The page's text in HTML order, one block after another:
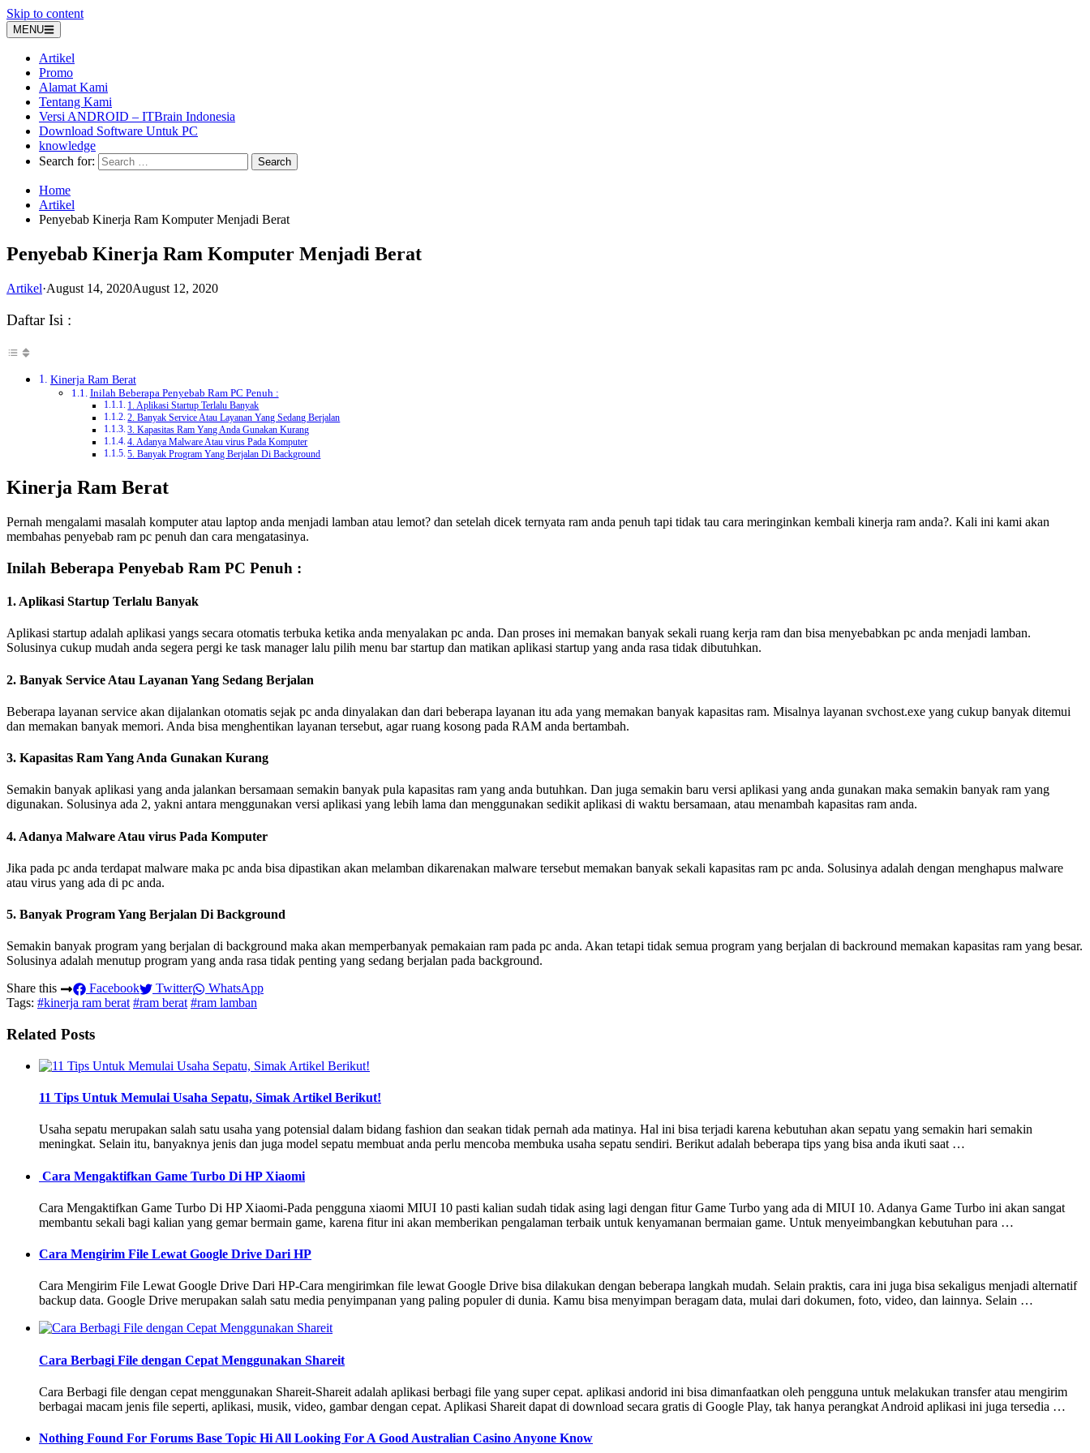
Skip to content
MENU
Artikel
Promo
Alamat Kami
Tentang Kami
Versi ANDROID – ITBrain Indonesia
Download Software Untuk PC
knowledge
Search for:
Home
Artikel
Penyebab Kinerja Ram Komputer Menjadi Berat
Penyebab Kinerja Ram Komputer Menjadi Berat
Artikel·August 14, 2020August 12, 2020
Daftar Isi :
Kinerja Ram Berat
Inilah Beberapa Penyebab Ram PC Penuh :
1. Aplikasi Startup Terlalu Banyak
2. Banyak Service Atau Layanan Yang Sedang Berjalan
3. Kapasitas Ram Yang Anda Gunakan Kurang
4. Adanya Malware Atau virus Pada Komputer
5. Banyak Program Yang Berjalan Di Background
Kinerja Ram Berat
Pernah mengalami masalah komputer atau laptop anda menjadi lamban atau lemot? dan setelah dicek ternyata ram anda penuh tapi tidak tau cara meringinkan kembali kinerja ram anda?. Kali ini kami akan
membahas penyebab ram pc penuh dan cara mengatasinya.
Inilah Beberapa Penyebab Ram PC Penuh :
1. Aplikasi Startup Terlalu Banyak
Aplikasi startup adalah aplikasi yangs secara otomatis terbuka ketika anda menyalakan pc anda. Dan proses ini memakan banyak sekali ruang kerja ram dan bisa menyebabkan pc anda menjadi lamban.
Solusinya cukup mudah anda segera pergi ke task manager lalu pilih menu bar startup dan matikan aplikasi startup yang anda rasa tidak dibutuhkan.
2. Banyak Service Atau Layanan Yang Sedang Berjalan
Beberapa layanan service akan dijalankan otomatis sejak pc anda dinyalakan dan dari beberapa layanan itu ada yang memakan banyak kapasitas ram. Misalnya layanan svchost.exe yang cukup banyak ditemui
dan memakan banyak memori. Anda bisa menghentikan layanan tersebut, agar ruang kosong pada RAM anda bertambah.
3. Kapasitas Ram Yang Anda Gunakan Kurang
Semakin banyak aplikasi yang anda jalankan bersamaan semakin banyak pula kapasitas ram yang anda butuhkan. Dan juga semakin baru versi aplikasi yang anda gunakan maka semakin banyak ram yang
digunakan. Solusinya ada 2, yakni antara menggunakan versi aplikasi yang lebih lama dan menggunakan sedikit aplikasi di waktu bersamaan, atau menambah kapasitas ram anda.
4. Adanya Malware Atau virus Pada Komputer
Jika pada pc anda terdapat malware maka pc anda bisa dipastikan akan melamban dikarenakan malware tersebut memakan banyak sekali kapasitas ram pc anda. Solusinya adalah dengan menghapus malware
atau virus yang ada di pc anda.
5. Banyak Program Yang Berjalan Di Background
Semakin banyak program yang berjalan di background maka akan memperbanyak pemakaian ram pada pc anda. Akan tetapi tidak semua program yang berjalan di backround memakan kapasitas ram yang besar.
Solusinya adalah menutup program yang anda rasa tidak penting yang sedang berjalan pada background.
Share this
Facebook Twitter
WhatsApp
Tags: #kinerja ram berat #ram berat #ram lamban
Related Posts
11 Tips Untuk Memulai Usaha Sepatu, Simak Artikel Berikut!
Usaha sepatu merupakan salah satu usaha yang potensial dalam bidang fashion dan seakan tidak pernah ada matinya. Hal ini bisa terjadi karena kebutuhan akan sepatu yang semakin hari semakin
meningkat. Selain itu, banyaknya jenis dan juga model sepatu membuat anda perlu mencoba membuka usaha sepatu sendiri. Berikut adalah beberapa tips yang bisa anda ikuti saat …
Cara Mengaktifkan Game Turbo Di HP Xiaomi
Cara Mengaktifkan Game Turbo Di HP Xiaomi-Pada pengguna xiaomi MIUI 10 pasti kalian sudah tidak asing lagi dengan fitur Game Turbo yang ada di MIUI 10. Adanya Game Turbo ini akan sangat
membantu sekali bagi kalian yang gemar bermain game, karena fitur ini akan memberikan pengalaman terbaik untuk kenyamanan bermaian game. Untuk menyeimbangkan kebutuhan para …
Cara Mengirim File Lewat Google Drive Dari HP
Cara Mengirim File Lewat Google Drive Dari HP-Cara mengirimkan file lewat Google Drive bisa dilakukan dengan beberapa langkah mudah. Selain praktis, cara ini juga bisa sekaligus menjadi alternatif
backup data. Google Drive merupakan salah satu media penyimpanan yang paling populer di dunia. Kamu bisa menyimpan beragam data, mulai dari dokumen, foto, video, dan lainnya. Selain …
Cara Berbagi File dengan Cepat Menggunakan Shareit
Cara Berbagi file dengan cepat menggunakan Shareit-Shareit adalah aplikasi berbagi file yang super cepat. aplikasi andorid ini bisa dimanfaatkan oleh pengguna untuk melakukan transfer atau mengirim
berbagai macam jenis file seperti, aplikasi, musik, video, gambar dengan cepat. Aplikasi Shareit dapat di download secara gratis di Google Play, tak hanya perangkat Android aplikasi ini juga tersedia …
Nothing Found For Forums Base Topic Hi All Looking For A Good Australian Casino Anyone Know